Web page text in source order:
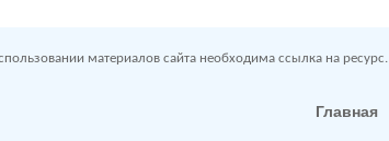
материалов сайта необходима ссылка на ресурс.
Главная